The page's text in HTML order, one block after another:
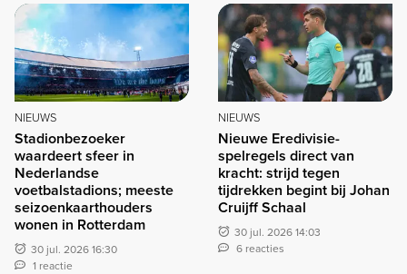
NIEUWS
Stadionbezoeker
waardeert sfeer in
Nederlandse
voetbalstadions; meeste
seizoenkaarthouders
wonen in Rotterdam
30 jul. 2026 16:30
1 reactie
NIEUWS
Nieuwe Eredivisie-
spelregels direct van
kracht: strijd tegen
tijdrekken begint bij Johan
Cruijff Schaal
30 jul. 2026 14:03
6 reacties